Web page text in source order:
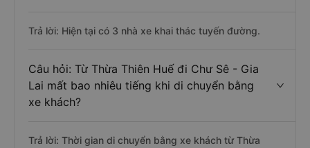
Trả lời: Hiện tại có 3 nhà xe khai thác tuyến đường.
Câu hỏi: Từ Thừa Thiên Huế đi Chư Sê - Gia
Lai mất bao nhiêu tiếng khi di chuyển bằng
xe khách?
Trả lời: Thời gian di chuyển bằng xe khách từ Thừa